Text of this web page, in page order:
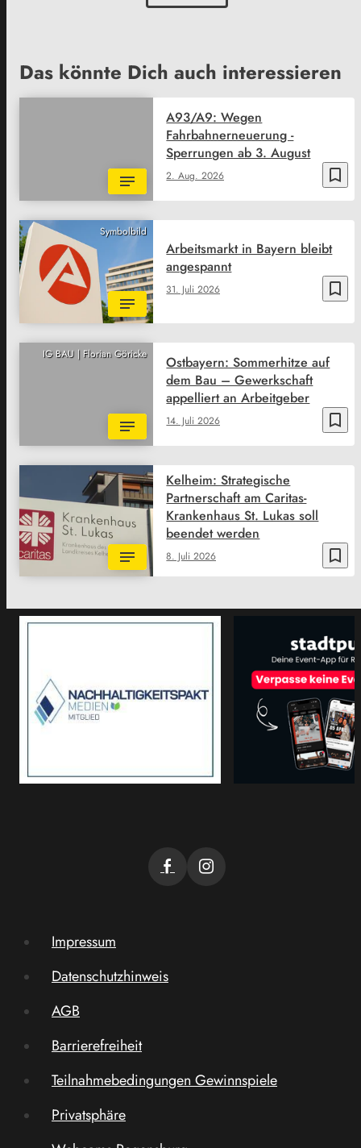
Das könnte Dich auch interessieren
bookmark_border
2. Aug. 2026
A93/A9: Wegen
Fahrbahnerneuerung -
Sperrungen ab 3. August
Symbolbild
bookmark_border
31. Juli 2026
Arbeitsmarkt in Bayern bleibt
angespannt
IG BAU | Florian Göricke
bookmark_border
14. Juli 2026
Ostbayern: Sommerhitze auf
dem Bau – Gewerkschaft
appelliert an Arbeitgeber
bookmark_border
8. Juli 2026
Kelheim: Strategische
Partnerschaft am Caritas-
Krankenhaus St. Lukas soll
beendet werden
Impressum
Datenschutzhinweis
AGB
Barrierefreiheit
Teilnahmebedingungen Gewinnspiele
Privatsphäre